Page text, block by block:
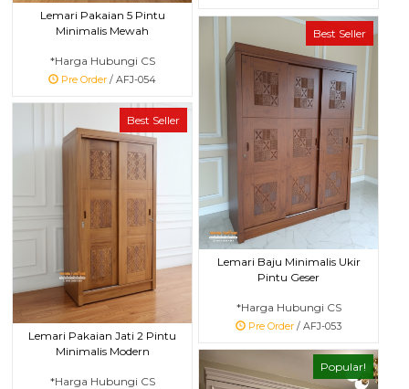
Lemari Pakaian 5 Pintu
Minimalis Mewah
*Harga Hubungi CS
Pre Order / AFJ-054
Best Seller
Lemari Baju Minimalis Ukir
Pintu Geser
*Harga Hubungi CS
Pre Order / AFJ-053
Best Seller
Lemari Pakaian Jati 2 Pintu
Minimalis Modern
*Harga Hubungi CS
Popular!